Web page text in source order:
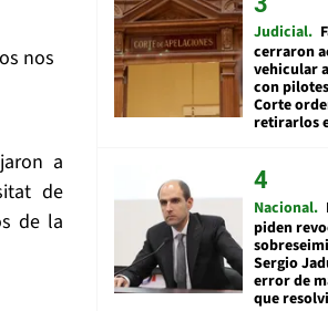
nos
a
de
de la
Judicial
cerraron
vehicular
con
Corte
retirarlos
Nacional
piden
Sergio
error de
que